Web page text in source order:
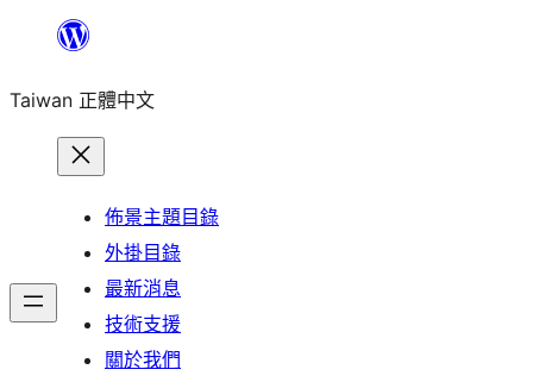
主
Taiwan 正體中文
佈景主題目錄
外掛目錄
最新消息
技術支援
關於我們